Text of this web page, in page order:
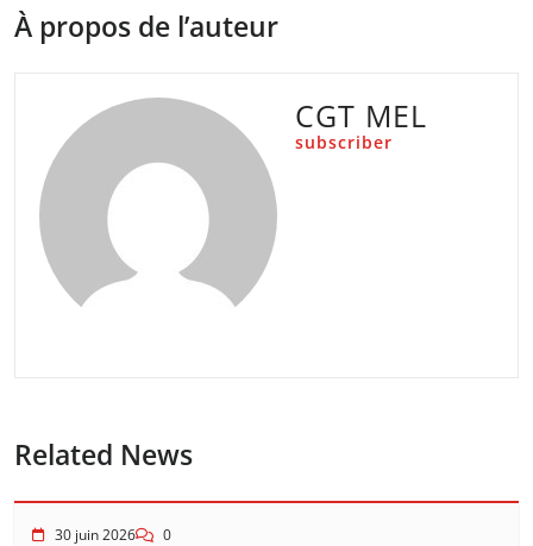
À propos de l’auteur
CGT MEL
subscriber
Related News
30 juin 2026 0